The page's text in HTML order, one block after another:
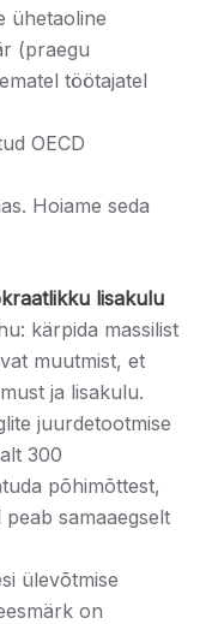
ühetaoline
(praegu
töötajatel
OECD
Hoiame seda
lisakulu
kärpida massilist
muutmist, et
ja lisakulu.
juurdetootmise
300
põhimõttest,
samaaegselt
ülevõtmise
on